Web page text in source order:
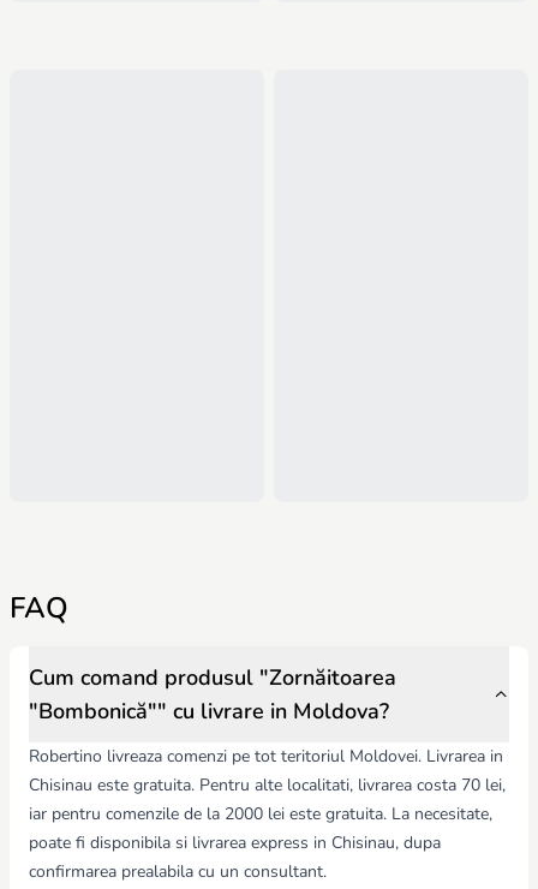
FAQ
Cum comand produsul "Zornăitoarea
"Bombonică"" cu livrare in Moldova?
Robertino livreaza comenzi pe tot teritoriul Moldovei. Livrarea in
Chisinau este gratuita. Pentru alte localitati, livrarea costa 70 lei,
iar pentru comenzile de la 2000 lei este gratuita. La necesitate,
poate fi disponibila si livrarea express in Chisinau, dupa
confirmarea prealabila cu un consultant.